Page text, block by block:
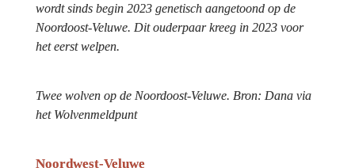
wordt sinds begin 2023 genetisch aangetoond op de
Noordoost-Veluwe. Dit ouderpaar kreeg in 2023 voor
het eerst welpen.
Twee wolven op de Noordoost-Veluwe. Bron: Dana via
het Wolvenmeldpunt
Noordwest-Veluwe